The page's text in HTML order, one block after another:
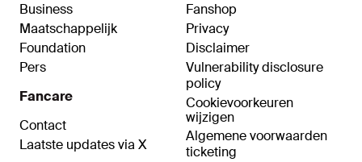
Business
Maatschappelijk
Foundation
Pers
Fancare
Contact
Laatste updates via X
Fanshop
Privacy
Disclaimer
Vulnerability disclosure
policy
Cookievoorkeuren
wijzigen
Algemene voorwaarden
ticketing